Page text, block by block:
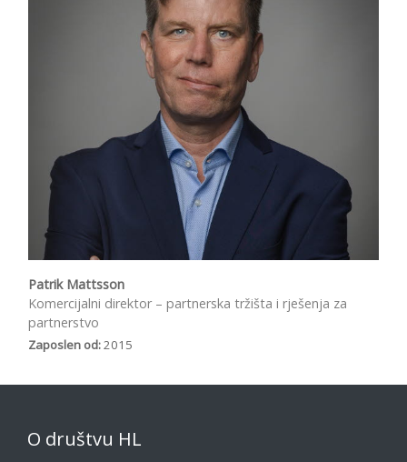
Patrik Mattsson
Komercijalni direktor – partnerska tržišta i rješenja za
partnerstvo
Zaposlen od:2015
O društvu HL